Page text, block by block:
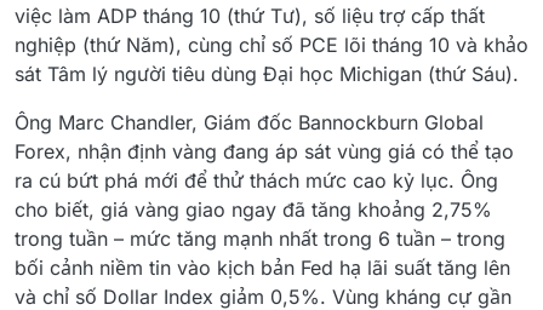
việc làm ADP tháng 10 (thứ Tư), số liệu trợ cấp thất
nghiệp (thứ Năm), cùng chỉ số PCE lõi tháng 10 và khảo
sát Tâm lý người tiêu dùng Đại học Michigan (thứ Sáu).
Ông Marc Chandler, Giám đốc Bannockburn Global
Forex, nhận định vàng đang áp sát vùng giá có thể tạo
ra cú bứt phá mới để thử thách mức cao kỷ lục. Ông
cho biết, giá vàng giao ngay đã tăng khoảng 2,75%
trong tuần – mức tăng mạnh nhất trong 6 tuần – trong
bối cảnh niềm tin vào kịch bản Fed hạ lãi suất tăng lên
và chỉ số Dollar Index giảm 0,5%. Vùng kháng cự gần